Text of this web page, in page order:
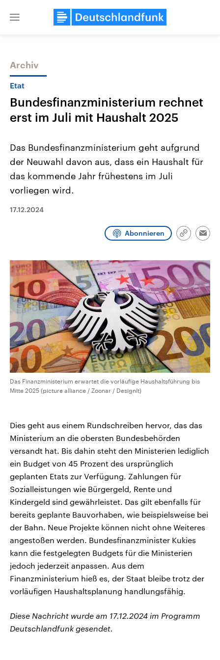
Close
Themen
Landtagswahl Sachsen-Anhalt
2026
Alle Informationen
Sachsen-Anhalt wählt am 6.
Landtag. Seit 2021 wird das
Wahlprogramme, aktuelle Berichte
Wahl.
USA
Aktuelle Beiträge,
aktuelle Weltgeschehen.
Audio-Archiv
Archiv
Etat
Bundesfinanzministerium rechnet
erst im Juli mit Haushalt 2025
Das Bundesfinanzministerium geht aufgrund
der Neuwahl davon aus, dass ein Haushalt für
das kommende Jahr frühestens im Juli
vorliegen wird.
17.12.2024
Abonnieren
Link
Das Finanzministerium erwartet die vorläufige Haushaltsführung bis
Mitte 2025 (picture alliance / Zoonar / DesignIt)
Dies geht aus einem Rundschreiben hervor, das das
Ministerium an die obersten Bundesbehörden
versandt hat. Bis dahin steht den Ministerien lediglich
ein Budget von 45 Prozent des ursprünglich
geplanten Etats zur Verfügung. Zahlungen für
Sozialleistungen wie Bürgergeld, Rente und
Kindergeld sind gewährleistet. Das gilt ebenfalls für
bereits geplante Bauvorhaben, wie beispielsweise bei
der Bahn. Neue Projekte können nicht ohne Weiteres
angestoßen werden. Bundesfinanzminister Kukies
kann die festgelegten Budgets für die Ministerien
jedoch jederzeit anpassen. Aus dem
Finanzministerium hieß es, der Staat bleibe trotz der
vorläufigen Haushaltsplanung handlungsfähig.
Diese Nachricht wurde am 17.12.2024 im Programm
Deutschlandfunk gesendet.